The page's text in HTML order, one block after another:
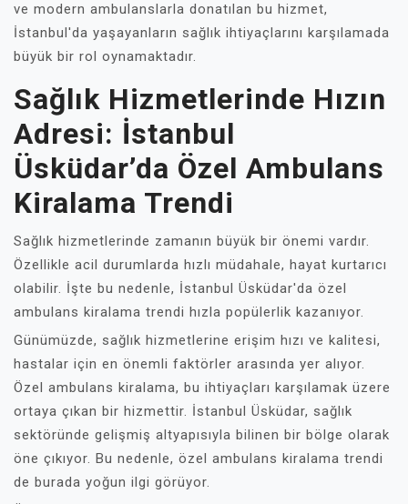
ve modern ambulanslarla donatılan bu hizmet,
İstanbul'da yaşayanların sağlık ihtiyaçlarını karşılamada
büyük bir rol oynamaktadır.
Sağlık Hizmetlerinde Hızın
Adresi: İstanbul
Üsküdar’da Özel Ambulans
Kiralama Trendi
Sağlık hizmetlerinde zamanın büyük bir önemi vardır.
Özellikle acil durumlarda hızlı müdahale, hayat kurtarıcı
olabilir. İşte bu nedenle, İstanbul Üsküdar'da özel
ambulans kiralama trendi hızla popülerlik kazanıyor.
Günümüzde, sağlık hizmetlerine erişim hızı ve kalitesi,
hastalar için en önemli faktörler arasında yer alıyor.
Özel ambulans kiralama, bu ihtiyaçları karşılamak üzere
ortaya çıkan bir hizmettir. İstanbul Üsküdar, sağlık
sektöründe gelişmiş altyapısıyla bilinen bir bölge olarak
öne çıkıyor. Bu nedenle, özel ambulans kiralama trendi
de burada yoğun ilgi görüyor.